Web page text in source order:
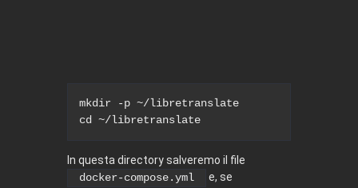
mkdir -p ~/libretranslate
cd ~/libretranslate
In questa directory salveremo il file
docker-compose.yml
e, se